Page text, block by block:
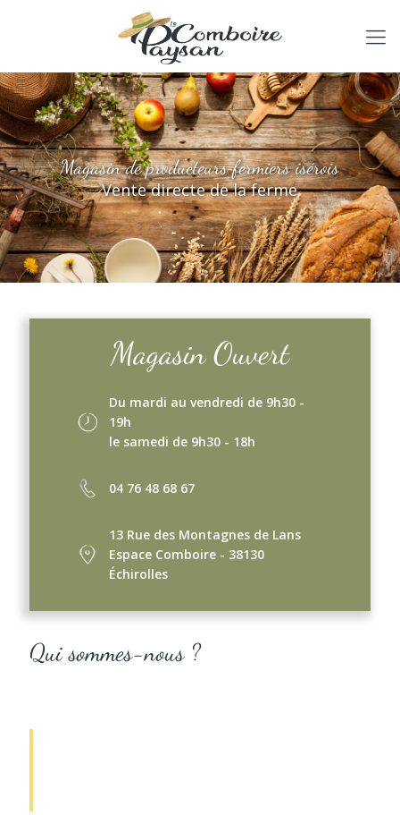
Magasin de producteurs fermiers isérois
Vente directe de la ferme
Magasin Ouvert
Du mardi au vendredi de 9h30 -
19h
le samedi de 9h30 - 18h
04 76 48 68 67
13 Rue des Montagnes de Lans
Espace Comboire - 38130
Échirolles
Qui sommes-nous ?